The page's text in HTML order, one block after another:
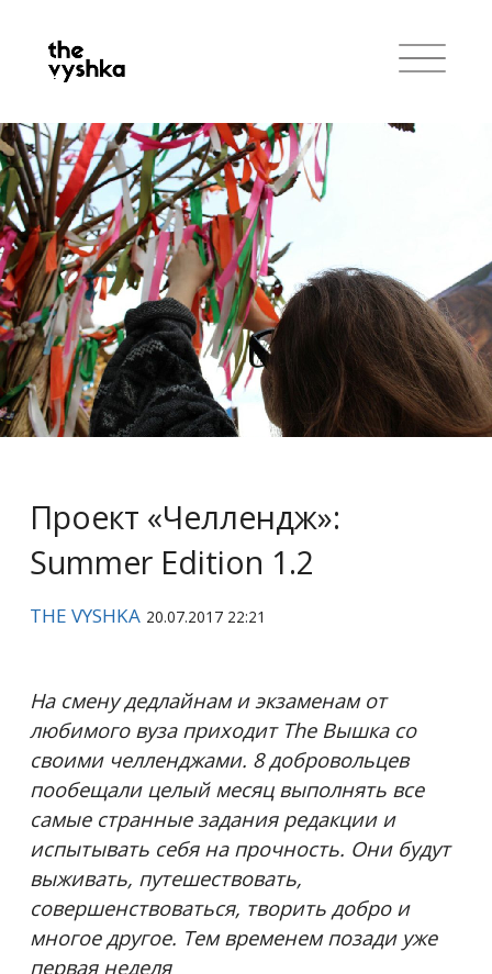
Проект «Челлендж»:
Summer Edition 1.2
THE VYSHKA 20.07.2017 22:21
На смену дедлайнам и экзаменам от
любимого вуза приходит The Вышка со
своими челленджами. 8 добровольцев
пообещали целый месяц выполнять все
самые странные задания редакции и
испытывать себя на прочность. Они будут
выживать, путешествовать,
совершенствоваться, творить добро и
многое другое. Тем временем позади уже
первая неделя